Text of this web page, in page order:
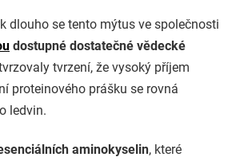
dlouho se tento mýtus ve společnosti
dostupné dostatečné vědecké
tvrzení, že vysoký příjem
proteinového prášku se rovná
ledvin.
aminokyselin, které